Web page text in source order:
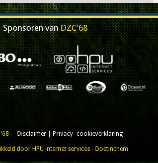
Sponsoren vanDZC'68
Disclaimer Privacy- cookieverklaring
door HPU internet services - Doetinchem